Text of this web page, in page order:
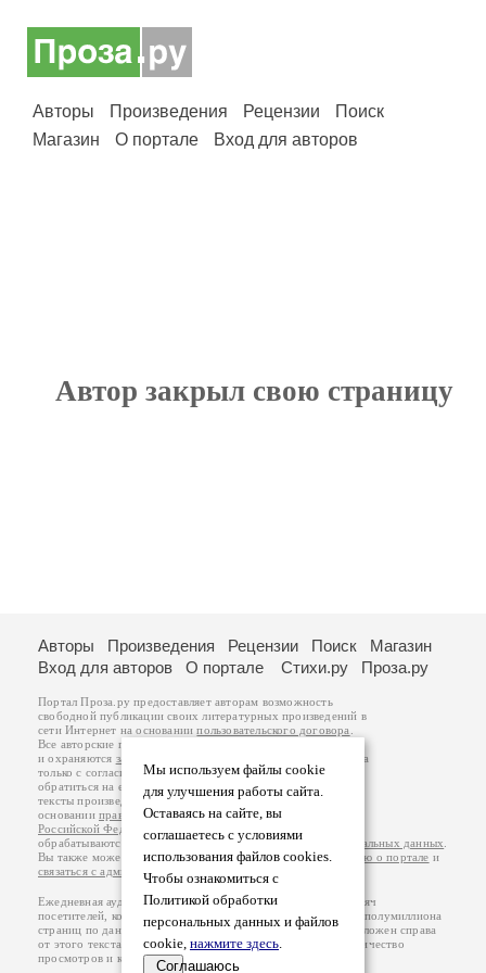
Авторы Произведения Рецензии
Поиск
Магазин
О портале Вход для авторов
Автор закрыл свою страницу
Мы используем файлы cookie
для улучшения работы сайта.
Оставаясь на сайте, вы
соглашаетесь с условиями
использования файлов cookies.
Чтобы ознакомиться с
Политикой обработки
персональных данных и файлов
cookie, нажмите здесь.
Соглашаюсь
Авторы Произведения Рецензии Поиск
Магазин
Вход для авторов
О портале Стихи.ру Проза.ру
Портал Проза.ру предоставляет авторам возможность
свободной публикации своих литературных произведений в
сети Интернет на основаниипользовательского договора
Все авторские права на произведения принадлежат авторам
и охраняются законом
. Перепечатка произведений возможна
только с согласия его автора, к которому вы можете
обратиться на его авторской странице. Ответственность за
тексты произведений авторы несут самостоятельно на
основанииправил публикацииизаконодательства
Российской Федерации
обрабатываются на основанииПолитики обработки персональных данных
Вы также можете посмотреть более подробнуюинформацию о портале и
связаться с администрацией
Ежедневная аудитория портала Проза.ру – порядка 100 тысяч
посетителей, которые в общей сумме просматривают более полумиллиона
страниц по данным счетчика посещаемости, который расположен справа
от этого текста. В каждой графе указано по две цифры: количество
просмотров и количество посетителей.